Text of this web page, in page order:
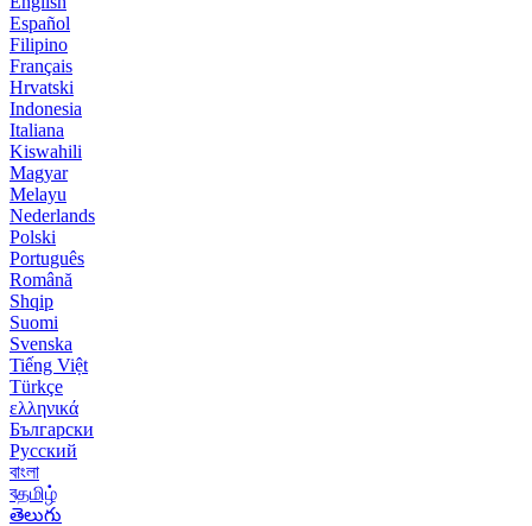
Español
Filipino
Français
Hrvatski
Indonesia
Italiana
Kiswahili
Magyar
Melayu
Nederlands
Polski
Português
Română
Shqip
Suomi
Svenska
Tiếng Việt
Türkçe
ελληνικά
Български
Русский
বাংলা
বதமிழ்
తెలుగు